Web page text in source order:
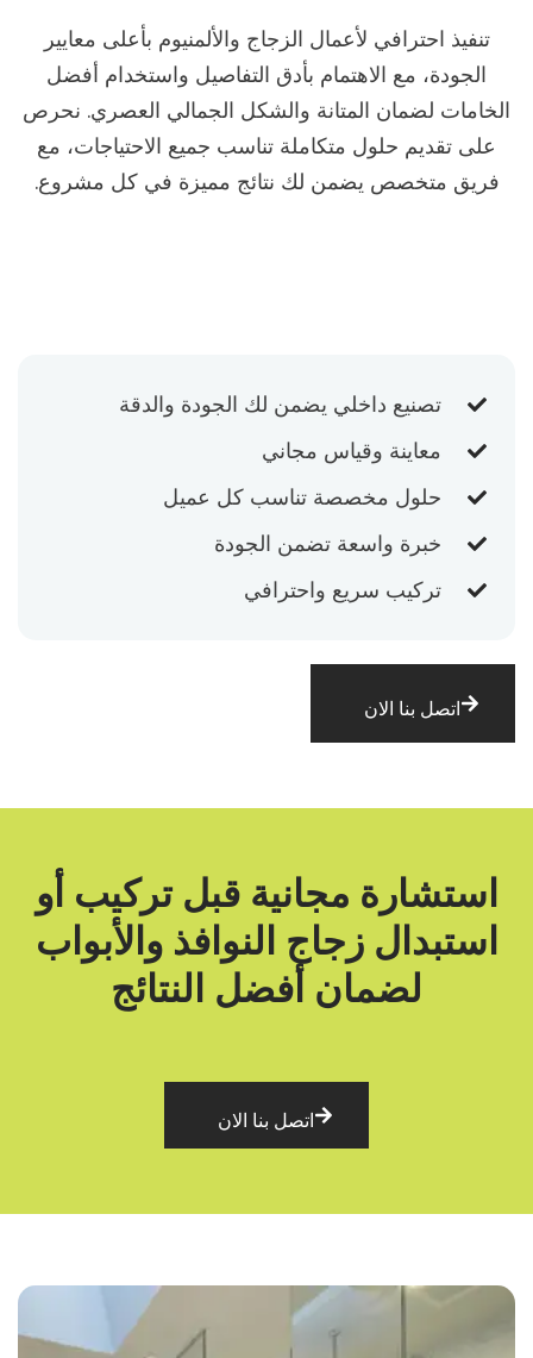
تنفيذ احترافي لأعمال الزجاج والألمنيوم بأعلى معايير
الجودة، مع الاهتمام بأدق التفاصيل واستخدام أفضل
الخامات لضمان المتانة والشكل الجمالي العصري. نحرص
على تقديم حلول متكاملة تناسب جميع الاحتياجات، مع
فريق متخصص يضمن لك نتائج مميزة في كل مشروع.
تصنيع داخلي يضمن لك الجودة والدقة
معاينة وقياس مجاني
حلول مخصصة تناسب كل عميل
خبرة واسعة تضمن الجودة
تركيب سريع واحترافي
اتصل بنا الان
استشارة مجانية قبل تركيب أو
استبدال زجاج النوافذ والأبواب
لضمان أفضل النتائج
اتصل بنا الان